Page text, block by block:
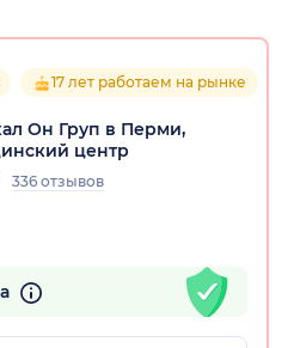
17 лет работаем на рынке
Он Груп в Перми,
центр
336 отзывов